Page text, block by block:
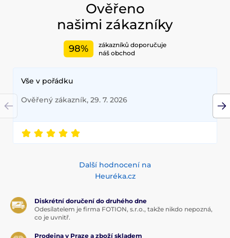
Ověřeno
našimi zákazníky
98%
zákazníků doporučuje
náš obchod
Vše v pořádku
Ověřený zákazník, 29. 7. 2026
Další hodnocení na
Heuréka.cz
Diskrétní doručení do druhého dne
Odesílatelem je firma FOTION, s.r.o., takže nikdo nepozná,
co je uvnitř.
Prodejna v Praze a zboží skladem